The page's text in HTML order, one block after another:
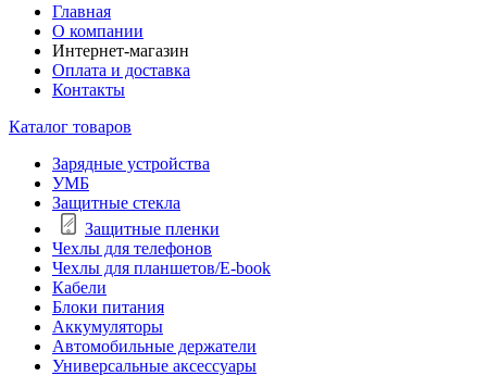
Главная
О компании
Интернет-магазин
Оплата и доставка
Контакты
Каталог товаров
Зарядные устройства
УМБ
Защитные стекла
Защитные пленки
Чехлы для телефонов
Чехлы для планшетов/E-book
Кабели
Блоки питания
Аккумуляторы
Автомобильные держатели
Универсальные аксессуары